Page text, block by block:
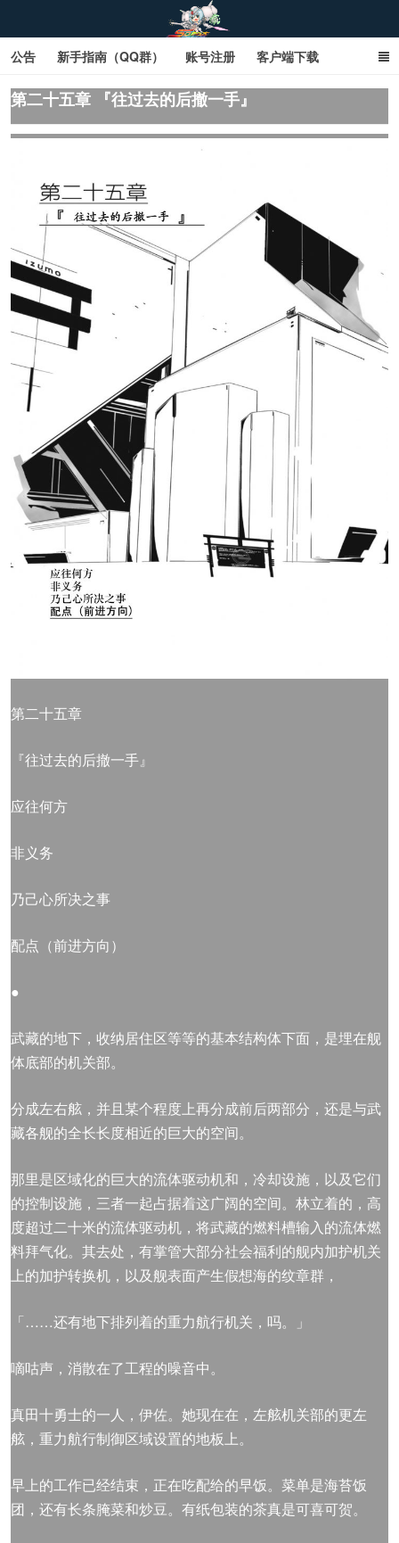
sd敢达ol_sd敢达ol钢达服_sd敢达钢达服_SD敢达数据库
公告 新手指南（QQ群） 账号注册 客户端下载
SD钢达服数据库（网页版） SD钢达服数据库（石墨版）
网页商城文字版
第二十五章 『往过去的后撤一手』
第二十五章
『往过去的后撤一手』
应往何方
非义务
乃己心所决之事
配点（前进方向）
●
武藏的地下，收纳居住区等等的基本结构体下面，是埋在舰
体底部的机关部。
分成左右舷，并且某个程度上再分成前后两部分，还是与武
藏各舰的全长长度相近的巨大的空间。
那里是区域化的巨大的流体驱动机和，冷却设施，以及它们
的控制设施，三者一起占据着这广阔的空间。林立着的，高
度超过二十米的流体驱动机，将武藏的燃料槽输入的流体燃
料拜气化。其去处，有掌管大部分社会福利的舰内加护机关
上的加护转换机，以及舰表面产生假想海的纹章群，
「……还有地下排列着的重力航行机关，吗。」
嘀咕声，消散在了工程的噪音中。
真田十勇士的一人，伊佐。她现在在，左舷机关部的更左
舷，重力航行制御区域设置的地板上。
早上的工作已经结束，正在吃配给的早饭。菜单是海苔饭
团，还有长条腌菜和炒豆。有纸包装的茶真是可喜可贺。